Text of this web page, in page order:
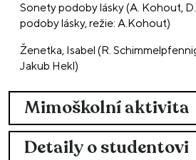
Sonety podoby lásky (A. Kohout,
podoby lásky, režie: A.Kohout)
Ženetka, Isabel (R.
Jakub Hekl)
Mimoškolní aktivita
Detaily o studentovi